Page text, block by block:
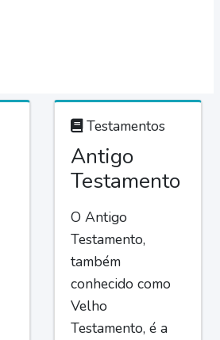
Testamentos
Antigo
Testamento
O Antigo
Testamento,
também
conhecido como
Velho
Testamento, é a